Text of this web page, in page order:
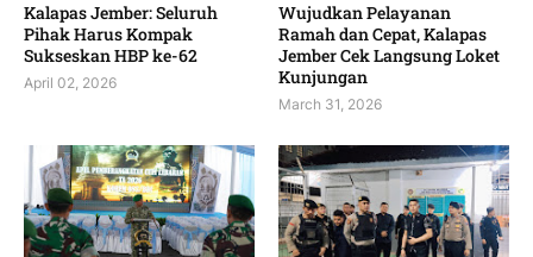
Kalapas Jember: Seluruh
Pihak Harus Kompak
Sukseskan HBP ke-62
April 02, 2026
Wujudkan Pelayanan
Ramah dan Cepat, Kalapas
Jember Cek Langsung Loket
Kunjungan
March 31, 2026